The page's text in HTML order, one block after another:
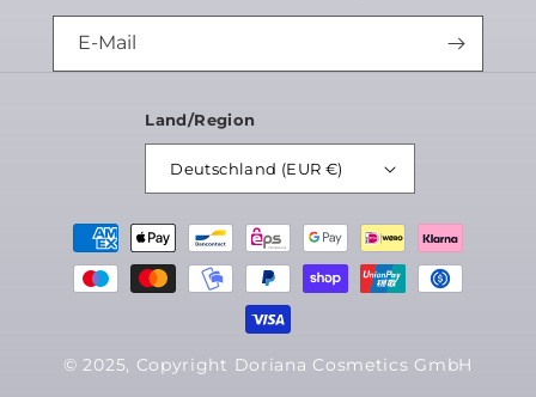
Möchtest du uns noch etwas mitteilen?
Speichern
E-Mail
Land/Region
Deutschland (EUR €)
Zahlungsmethoden
© 2025, Copyright Doriana Cosmetics GmbH